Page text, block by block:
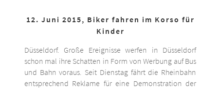
12. Juni 2015, Biker fahren im Korso für
Kinder
Düsseldorf. Große Ereignisse werfen in Düsseldorf
schon mal ihre Schatten in Form von Werbung auf Bus
und Bahn voraus. Seit Dienstag fährt die Rheinbahn
entsprechend Reklame für eine Demonstration der